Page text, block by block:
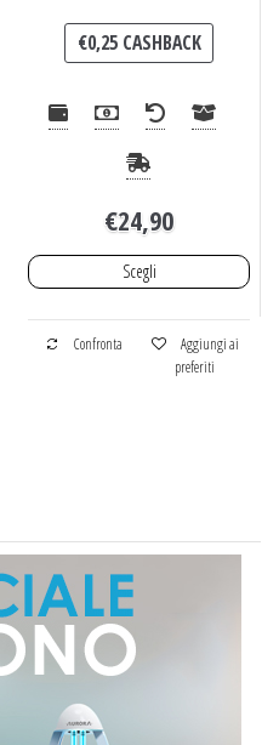
€0,25CASHBACK
€24,90
Scegli
Confronta
Aggiungi ai
preferiti